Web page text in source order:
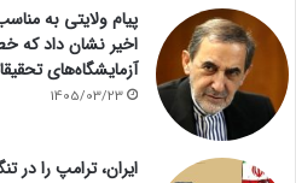
پیام ولایتی به
اخیر نشان داد که
آزمایشگاه‌های
1405/03/23
ایران، ترامپ را در